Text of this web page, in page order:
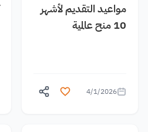
مواعيد التقديم لأشهر
10 منح عالمية
4/1/2026